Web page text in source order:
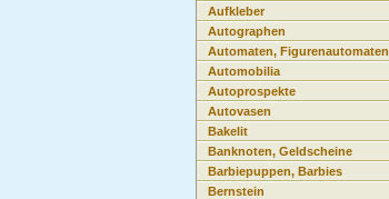
Aufkleber
Autographen
Automaten, Figurenautomaten
Automobilia
Autoprospekte
Autovasen
Bakelit
Banknoten, Geldscheine
Barbiepuppen, Barbies
Bernstein